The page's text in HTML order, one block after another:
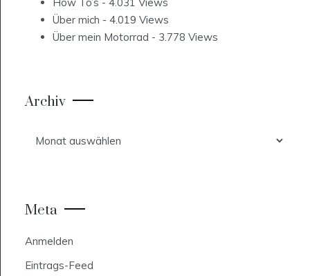
How To’s - 4.031 Views
Über mich - 4.019 Views
Über mein Motorrad - 3.778 Views
Archiv
Meta
Anmelden
Eintrags-Feed